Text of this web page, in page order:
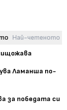
Най-четеното
Ламанша по-
за победата си